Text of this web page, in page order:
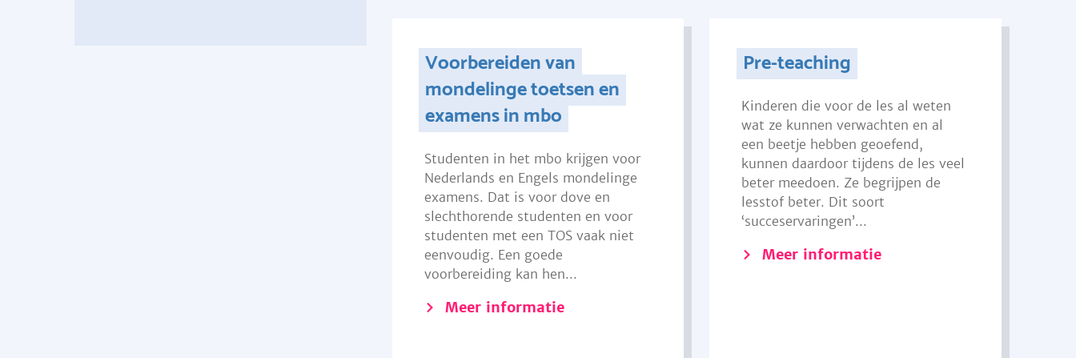
Voorbereiden van
mondelinge toetsen en
examens in mbo
Studenten in het mbo krijgen voor
Nederlands en Engels mondelinge
examens. Dat is voor dove en
slechthorende studenten en voor
studenten met een TOS vaak niet
eenvoudig. Een goede
voorbereiding kan hen...
Meer informatie
Pre-teaching
Kinderen die voor de les al weten
wat ze kunnen verwachten en al
een beetje hebben geoefend,
kunnen daardoor tijdens de les veel
beter meedoen. Ze begrijpen de
lesstof beter. Dit soort
‘succeservaringen’...
Meer informatie